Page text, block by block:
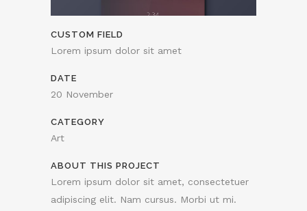
CUSTOM FIELD
Lorem ipsum dolor sit amet
DATE
20 November
CATEGORY
Art
ABOUT THIS PROJECT
Lorem ipsum dolor sit amet, consectetuer
adipiscing elit. Nam cursus. Morbi ut mi.